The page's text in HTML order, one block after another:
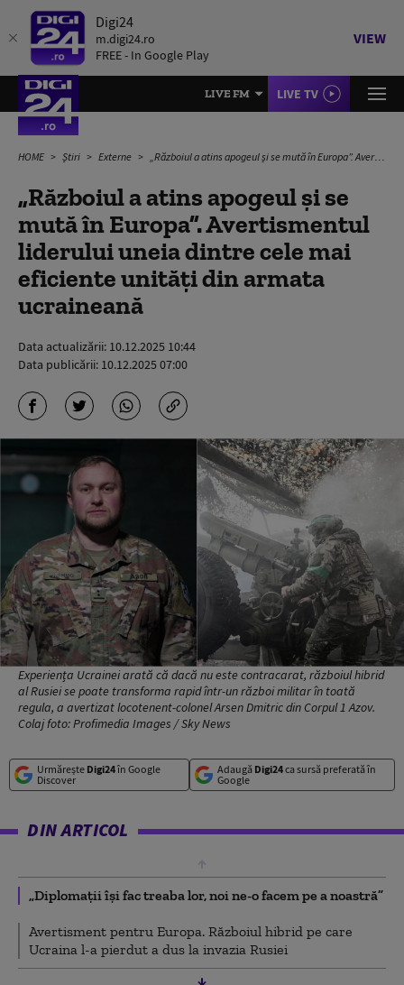
Digi24
m.digi24.ro
FREE - In Google Play
VIEW
LIVE FM LIVE TV
HOME Știri Externe „Războiul a atins apogeul și se mută în Europa”. Avertismentul liderului uneia dintre cele mai eficiente unități din armata ucraineană
„Războiul a atins apogeul și se
mută în Europa”. Avertismentul
liderului uneia dintre cele mai
eficiente unități din armata
ucraineană
Data actualizării: 10.12.2025 10:44
Data publicării: 10.12.2025 07:00
Experiența Ucrainei arată că dacă nu este contracarat, războiul hibrid
al Rusiei se poate transforma rapid într-un război militar în toată
regula, a avertizat locotenent-colonel Arsen Dmitric din Corpul 1 Azov.
Colaj foto: Profimedia Images / Sky News
Urmărește Digi24în Google
Discover
Adaugă Digi24ca sursă preferată în
Google
DIN ARTICOL
„Diplomații își fac treaba lor, noi ne-o facem pe a noastră”
Avertisment pentru Europa. Războiul hibrid pe care
Ucraina l-a pierdut a dus la invazia Rusiei